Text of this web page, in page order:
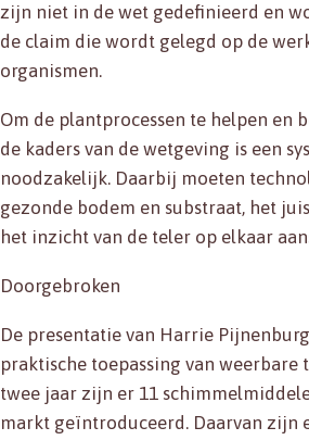
zijn niet in de wet gedefinieerd en
de claim die wordt gelegd op de
organismen.
Om de plantprocessen te helpen en
de kaders van de wetgeving is een
noodzakelijk. Daarbij moeten
gezonde bodem en substraat, het
het inzicht van de teler op elkaar
Doorgebroken
De presentatie van Harrie
praktische toepassing van weerbare
twee jaar zijn er 11
markt geïntroduceerd. Daarvan zijn